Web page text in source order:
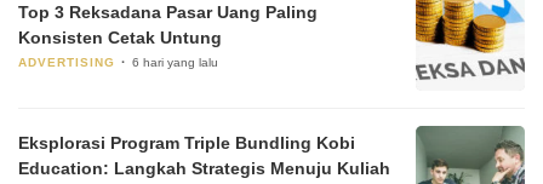
Top 3 Reksadana Pasar Uang Paling
Konsisten Cetak Untung
ADVERTISING 6 hari yang lalu
Eksplorasi Program Triple Bundling Kobi
Education: Langkah Strategis Menuju Kuliah